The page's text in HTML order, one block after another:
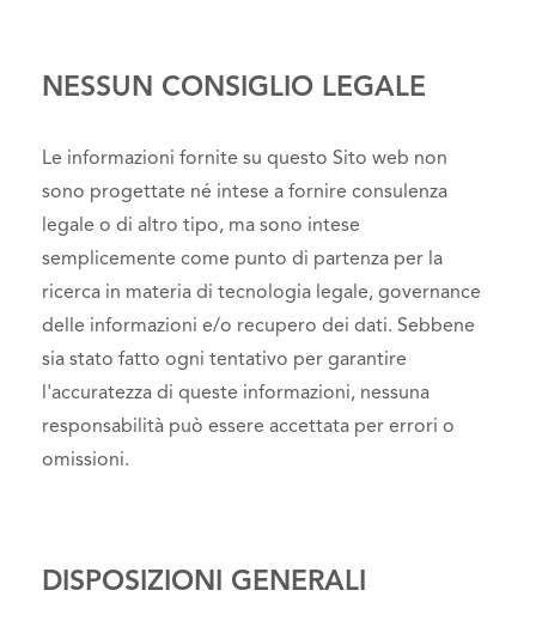
NESSUN CONSIGLIO LEGALE
Le informazioni fornite su questo Sito web non
sono progettate né intese a fornire consulenza
legale o di altro tipo, ma sono intese
semplicemente come punto di partenza per la
ricerca in materia di tecnologia legale, governance
delle informazioni e/o recupero dei dati. Sebbene
sia stato fatto ogni tentativo per garantire
l'accuratezza di queste informazioni, nessuna
responsabilità può essere accettata per errori o
omissioni.
DISPOSIZIONI GENERALI